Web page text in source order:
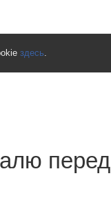
здесь.
перед